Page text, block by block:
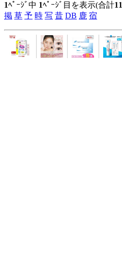
1ﾍﾟｰｼﾞ中 1ﾍﾟｰｼﾞ目を表示(合計11
掲 草 予 時 写 昔 DB 鹿 宿